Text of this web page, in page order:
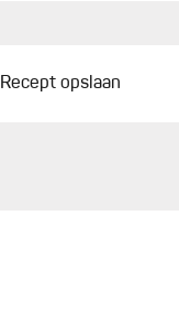
Recept opslaan